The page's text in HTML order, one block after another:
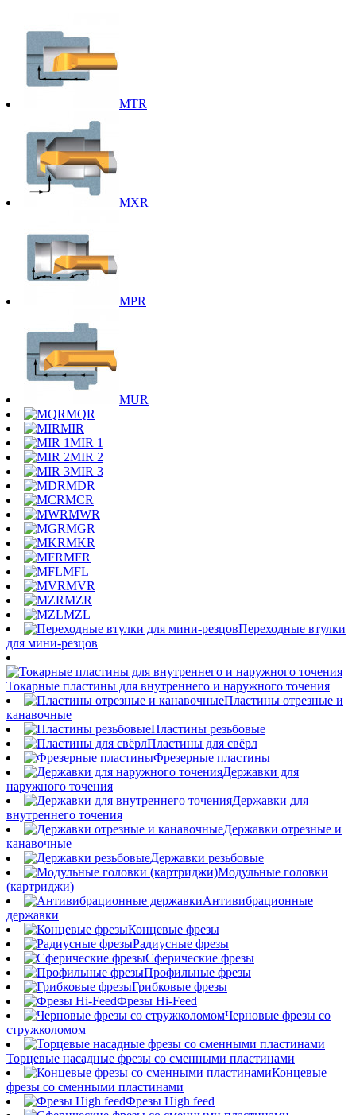
MTR
MXR
MPR
MUR
MQR
MIR
MIR 1
MIR 2
MIR 3
MDR
MCR
MWR
MGR
MKR
MFR
MFL
MVR
MZR
MZL
Переходные втулки
для мини-резцов
Токарные пластины для внутреннего и наружного точения
Пластины отрезные и
канавочные
Пластины резьбовые
Пластины для свёрл
Фрезерные пластины
Державки для
наружного точения
Державки для
внутреннего точения
Державки отрезные и
канавочные
Державки резьбовые
Модульные головки
(картриджи)
Антивибрационные
державки
Концевые фрезы
Радиусные фрезы
Сферические фрезы
Профильные фрезы
Грибковые фрезы
Фрезы Hi-Feed
Черновые фрезы со
стружколомом
Торцевые насадные фрезы со сменными пластинами
Концевые
фрезы со сменными пластинами
Фрезы High feed